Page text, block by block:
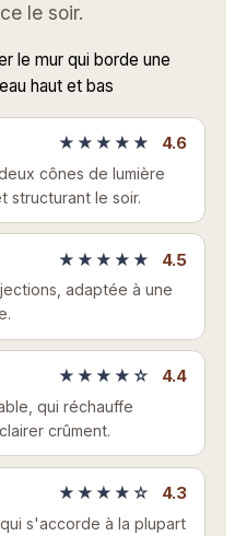
le soir.
le mur qui borde une
haut et bas
★★★★★ 4.6
cônes de lumière
structurant le soir.
★★★★★ 4.5
adaptée à une
★★★★☆ 4.4
qui réchauffe
crûment.
★★★★☆ 4.3
s'accorde à la plupart